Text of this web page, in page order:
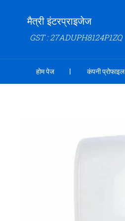
मैत्री इंटरप्राइजेज
GST : 27ADUPH8124P1ZQ
होम पेज कंपनी प्रोफाइल